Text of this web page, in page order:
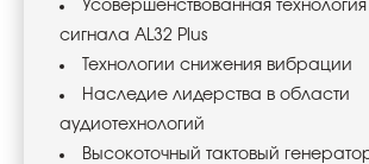
Усовершенствованная
сигнала AL32 Plus
Технологии снижения вибрации
Наследие лидерства в области
аудиотехнологий
Высокоточный тактовый